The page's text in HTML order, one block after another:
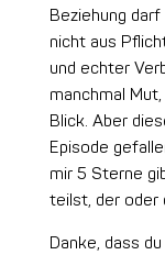
Beziehung
nicht aus
und echter
manchmal
Blick. Aber
Episode
mir 5 Sterne
teilst, der oder
Danke, dass